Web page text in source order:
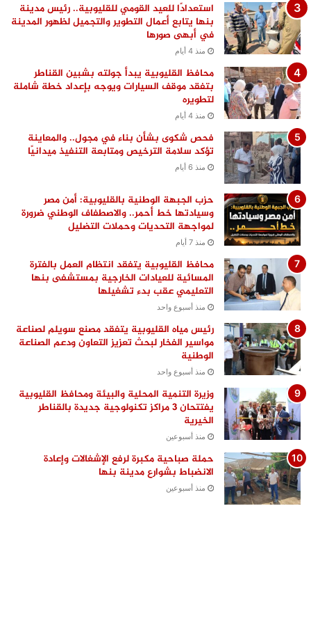
استعدادًا للعيد القومي للقليوبية.. رئيس مدينة
بنها يتابع أعمال التطوير والتجميل لظهور المدينة
في أبهى صورها
منذ 4 أيام
محافظ القليوبية يبدأ جولته بشبين القناطر
بتفقد موقف السيارات ويوجه بإعداد خطة شاملة
لتطويره
منذ 4 أيام
فحص شكوى بشأن بناء في مجول.. والمعاينة
تؤكد سلامة الترخيص ومتابعة التنفيذ ميدانيًا
منذ 6 أيام
حزب الجبهة الوطنية بالقليوبية: أمن مصر
وسيادتها خط أحمر.. والاصطفاف الوطني ضرورة
لمواجهة التحديات وحملات التضليل
منذ 7 أيام
محافظ القليوبية يتفقد انتظام العمل بالفترة
المسائية للعيادات الخارجية بمستشفى بنها
التعليمي عقب بدء تشغيلها
منذ أسبوع واحد
رئيس مياه القليوبية يتفقد مصنع سويلم لصناعة
مواسير الفخار لبحث تعزيز التعاون ودعم الصناعة
الوطنية
منذ أسبوع واحد
وزيرة التنمية المحلية والبيئة ومحافظ القليوبية
يفتتحان 3 مراكز تكنولوجية جديدة بالقناطر
الخيرية
منذ أسبوعين
حملة صباحية مكبرة لرفع الإشغالات وإعادة
الانضباط بشوارع مدينة بنها
منذ أسبوعين